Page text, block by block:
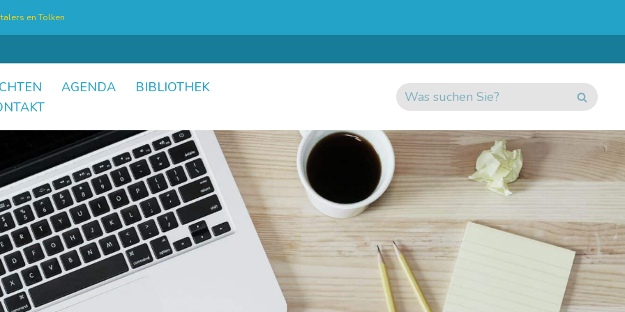
en Tolken
AGENDA
BIBLIOTHEK